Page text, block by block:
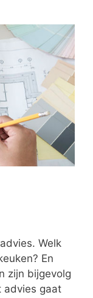
Welk
En
zijn bijgevolg
advies gaat